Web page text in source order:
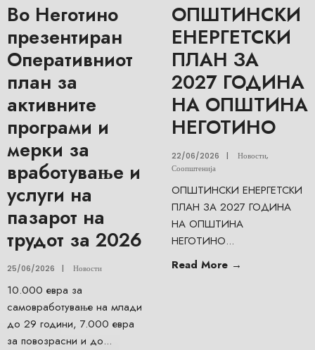
Во Неготино
презентиран
Оперативниот
план за
активните
програми и
мерки за
вработување и
услуги на
пазарот на
трудот за 2026
25/06/2026 | Новости
10.000 евра за
самовработување на млади
до 29 години, 7.000 евра
за повозрасни и до...
ОПШТИНСКИ
ЕНЕРГЕТСКИ
ПЛАН ЗА
2027 ГОДИНА
НА ОПШТИНА
НЕГОТИНО
22/06/2026 | Новости,
Соопштенија
ОПШТИНСКИ ЕНЕРГЕТСКИ
ПЛАН ЗА 2027 ГОДИНА
НА ОПШТИНА
НЕГОТИНО...
Read More →